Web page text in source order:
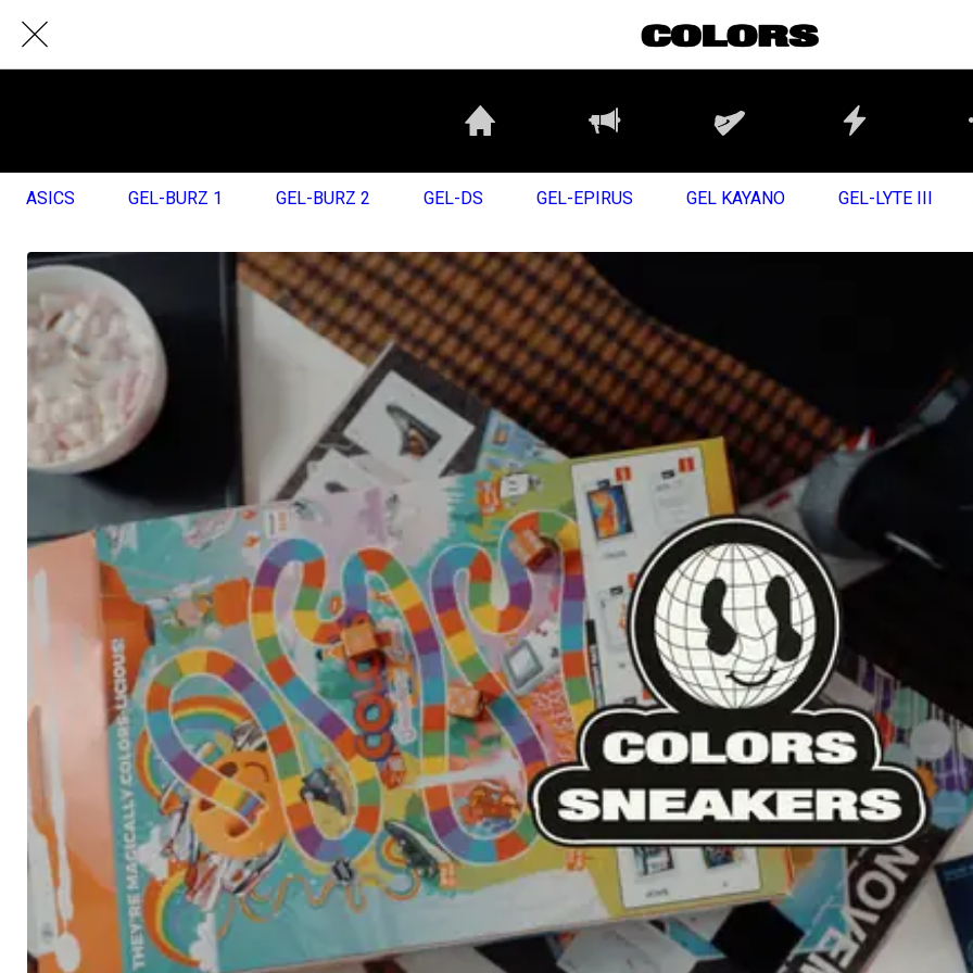
ASICS GEL-BURZ 1 GEL-BURZ 2 GEL-DS GEL-EPIRUS GEL KAYANO GEL-LYTE III